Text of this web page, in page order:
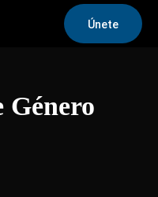
Únete
Género